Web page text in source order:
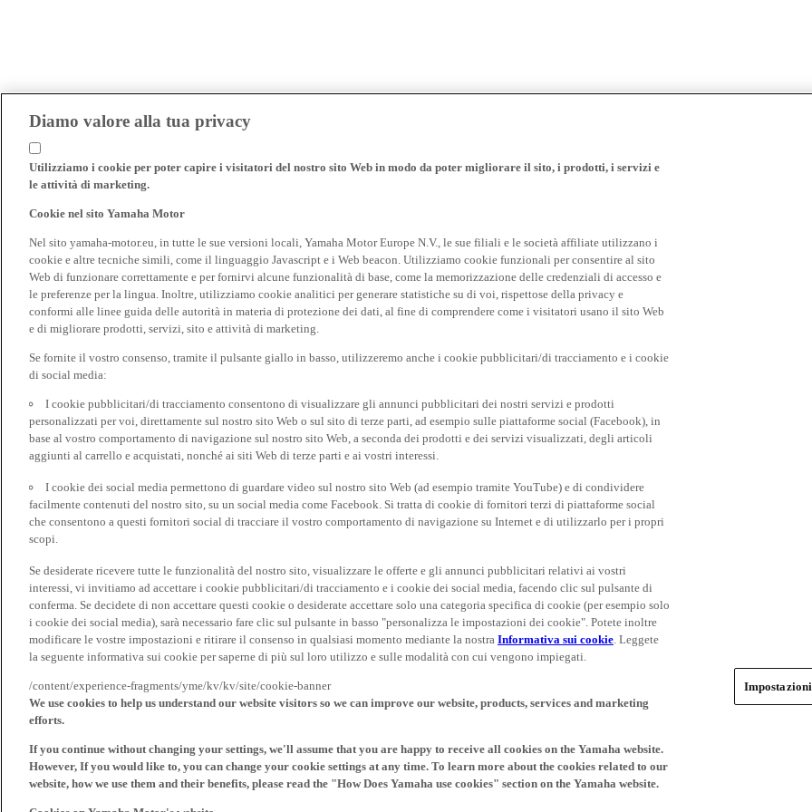
Diamo valore alla tua privacy
Utilizziamo i cookie per poter capire i visitatori del nostro sito Web in modo da poter migliorare il sito, i prodotti, i servizi e
le attività di marketing.
Cookie nel sito Yamaha Motor
Nel sito yamaha-motor.eu, in tutte le sue versioni locali, Yamaha Motor Europe N.V., le sue filiali e le società affiliate utilizzano i
cookie e altre tecniche simili, come il linguaggio Javascript e i Web beacon. Utilizziamo cookie funzionali per consentire al sito
Web di funzionare correttamente e per fornirvi alcune funzionalità di base, come la memorizzazione delle credenziali di accesso e
le preferenze per la lingua. Inoltre, utilizziamo cookie analitici per generare statistiche su di voi, rispettose della privacy e
conformi alle linee guida delle autorità in materia di protezione dei dati, al fine di comprendere come i visitatori usano il sito Web
e di migliorare prodotti, servizi, sito e attività di marketing.
Se fornite il vostro consenso, tramite il pulsante giallo in basso, utilizzeremo anche i cookie pubblicitari/di tracciamento e i cookie
di social media:
I cookie pubblicitari/di tracciamento consentono di visualizzare gli annunci pubblicitari dei nostri servizi e prodotti
personalizzati per voi, direttamente sul nostro sito Web o sul sito di terze parti, ad esempio sulle piattaforme social (Facebook), in
base al vostro comportamento di navigazione sul nostro sito Web, a seconda dei prodotti e dei servizi visualizzati, degli articoli
aggiunti al carrello e acquistati, nonché ai siti Web di terze parti e ai vostri interessi.
I cookie dei social media permettono di guardare video sul nostro sito Web (ad esempio tramite YouTube) e di condividere
facilmente contenuti del nostro sito, su un social media come Facebook. Si tratta di cookie di fornitori terzi di piattaforme social
che consentono a questi fornitori social di tracciare il vostro comportamento di navigazione su Internet e di utilizzarlo per i propri
scopi.
Se desiderate ricevere tutte le funzionalità del nostro sito, visualizzare le offerte e gli annunci pubblicitari relativi ai vostri
interessi, vi invitiamo ad accettare i cookie pubblicitari/di tracciamento e i cookie dei social media, facendo clic sul pulsante di
conferma. Se decidete di non accettare questi cookie o desiderate accettare solo una categoria specifica di cookie (per esempio solo
i cookie dei social media), sarà necessario fare clic sul pulsante in basso "personalizza le impostazioni dei cookie". Potete inoltre
modificare le vostre impostazioni e ritirare il consenso in qualsiasi momento mediante la nostra Informativa sui cookie. Leggete
la seguente informativa sui cookie per saperne di più sul loro utilizzo e sulle modalità con cui vengono impiegati.
/content/experience-fragments/yme/kv/kv/site/cookie-banner
We use cookies to help us understand our website visitors so we can improve our website, products, services and marketing
efforts.
If you continue without changing your settings, we'll assume that you are happy to receive all cookies on the Yamaha website.
However, If you would like to, you can change your cookie settings at any time. To learn more about the cookies related to our
website, how we use them and their benefits, please read the "How Does Yamaha use cookies" section on the Yamaha website.